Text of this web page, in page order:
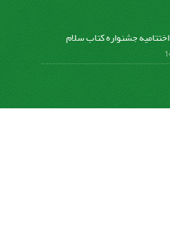
پنج شنبه 14 دی ماه 1402 اختتامیه جشنواره کتاب سلام